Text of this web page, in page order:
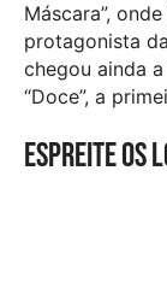
Máscara”,
protagonista
chegou ainda
“Doce”, a
Espreite os